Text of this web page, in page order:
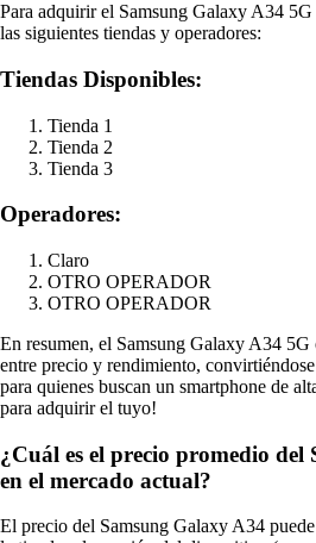
Para adquirir el Samsung Galaxy A34
las siguientes tiendas y operadores:
Tiendas Disponibles:
Tienda 1
Tienda 2
Tienda 3
Operadores:
Claro
OTRO OPERADOR
OTRO OPERADOR
En resumen, el Samsung Galaxy A34
entre precio y rendimiento,
para quienes buscan un smartphone de
para adquirir el tuyo!
¿Cuál es el precio promedio del
en el mercado actual?
El precio del Samsung Galaxy A34